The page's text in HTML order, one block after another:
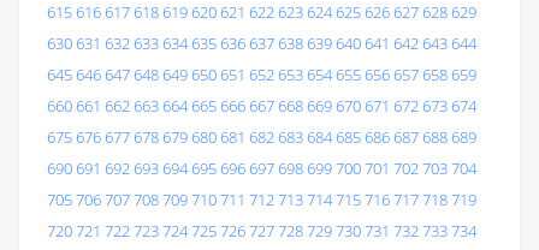
615616617618619620621 622623624625626627628629
630631 632633634635636637638639640641 642643644
645646647648649650651 652653654655656657658659
660661 662663664665666667668669670671 672673674
675676677678679680681 682683684685686687688689
690691 692693694695696697698699700701 702703704
705706707708709710711 712713714715716717718719
720721 722723724725726727728729730731 732733734